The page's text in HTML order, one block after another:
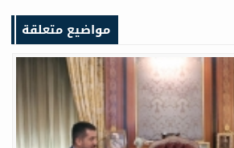
مواضيع متعلقة